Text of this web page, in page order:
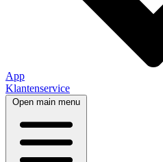
App
Klantenservice
Open main menu